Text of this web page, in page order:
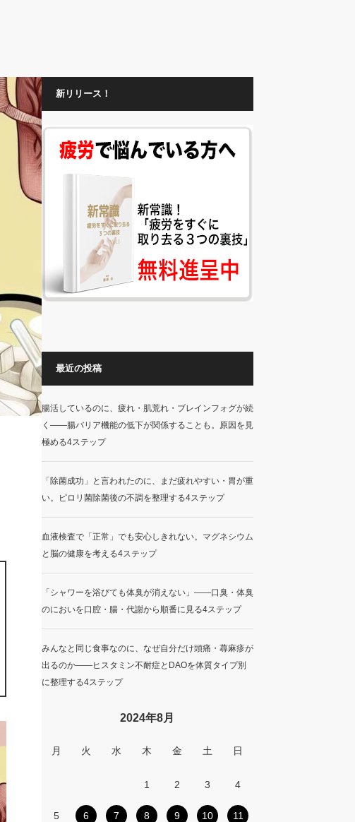
新リリース！
最近の投稿
腸活しているのに、疲れ・肌荒れ・ブレインフォグが続
く——腸バリア機能の低下が関係することも。原因を見
極める4ステップ
「除菌成功」と言われたのに、まだ疲れやすい・胃が重
い。ピロリ菌除菌後の不調を整理する4ステップ
血液検査で「正常」でも安心しきれない。マグネシウム
と脳の健康を考える4ステップ
「シャワーを浴びても体臭が消えない」——口臭・体臭
のにおいを口腔・腸・代謝から順番に見る4ステップ
みんなと同じ食事なのに、なぜ自分だけ頭痛・蕁麻疹が
出るのか——ヒスタミン不耐症とDAOを体質タイプ別
に整理する4ステップ
2024年8月
月 火 水 木 金 土 日
1 2 3 4
5 6 7 8 9 10 11